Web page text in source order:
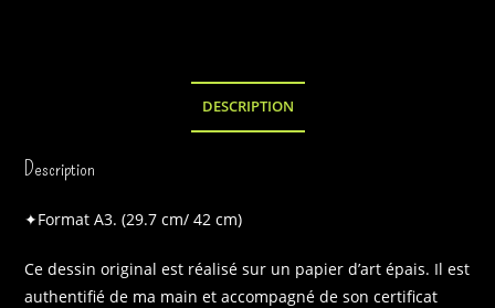
DESCRIPTION
Description
✦Format A3. (29.7 cm/ 42 cm)
Ce dessin original est réalisé sur un papier d’art épais. Il est
authentifié de ma main et accompagné de son certificat